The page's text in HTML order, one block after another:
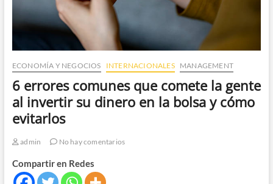
ECONOMÍA Y NEGOCIOS INTERNACIONALES MANAGEMENT
6 errores comunes que comete la gente
al invertir su dinero en la bolsa y cómo
evitarlos
admin No hay comentarios
Compartir en Redes